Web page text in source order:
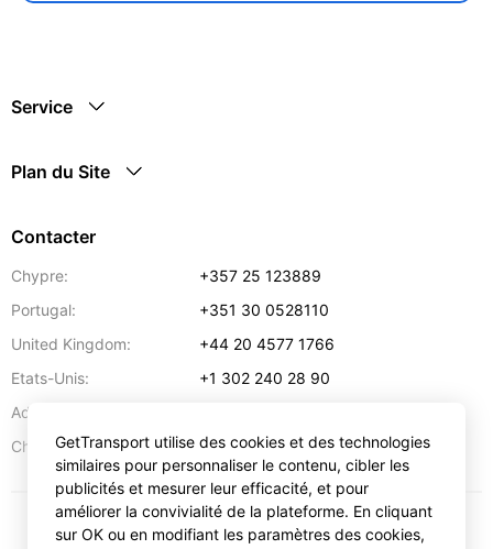
Service
Plan du Site
Contacter
Chypre:
+357 25 123889
Portugal:
+351 30 0528110
United Kingdom:
+44 20 4577 1766
Etats-Unis:
+1 302 240 28 90
Adresse:
Chypre:
57 Spyrou Kyprianou,Larnaca 6051
EUR
GetTransport utilise des cookies et des technologies
similaires pour personnaliser le contenu, cibler les
publicités et mesurer leur efficacité, et pour
améliorer la convivialité de la plateforme. En cliquant
sur OK ou en modifiant les paramètres des cookies,